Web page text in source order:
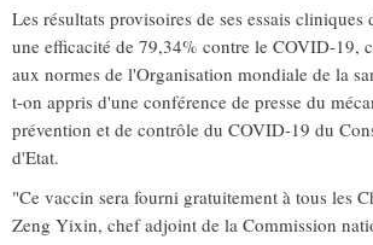
Les résultats provisoires de ses essais cliniques
une efficacité de 79,34% contre le COVID-19,
aux normes de l'Organisation mondiale de la
t-on appris d'une conférence de presse du
prévention et de contrôle du COVID-19 du
d'Etat.
"Ce vaccin sera fourni gratuitement à tous les
Zeng Yixin, chef adjoint de la Commission